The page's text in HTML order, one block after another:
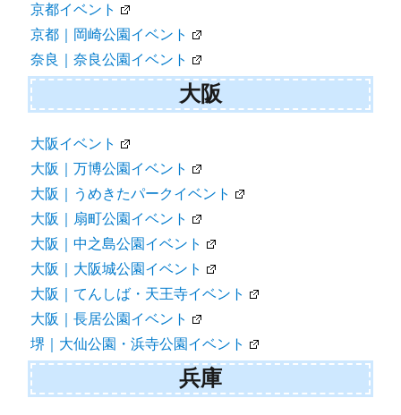
京都イベント
京都｜岡崎公園イベント
奈良｜奈良公園イベント
大阪
大阪イベント
大阪｜万博公園イベント
大阪｜うめきたパークイベント
大阪｜扇町公園イベント
大阪｜中之島公園イベント
大阪｜大阪城公園イベント
大阪｜てんしば・天王寺イベント
大阪｜長居公園イベント
堺｜大仙公園・浜寺公園イベント
兵庫